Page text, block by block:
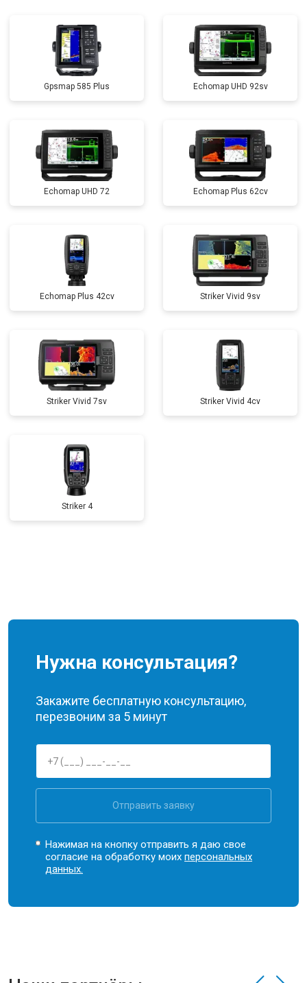
Gpsmap 585 Plus Echomap UHD 92sv
Echomap UHD 72 Echomap Plus 62cv
Echomap Plus 42cv Striker Vivid 9sv
Striker Vivid 7sv Striker Vivid 4cv
Striker 4
Нужна консультация?
Закажите бесплатную консультацию,
перезвоним за 5 минут
Отправить заявку
Нажимая на кнопку отправить я даю свое
согласие на обработку моихперсональных
данных.